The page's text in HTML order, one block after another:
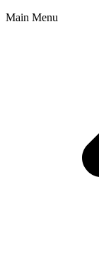
Main Menu